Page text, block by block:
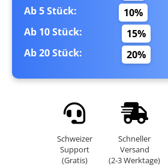
Ab 5 Stück:
10%
Ab 10 Stück:
15%
Ab 20 Stück:
20%
Schweizer
Support
(Gratis)
Schneller
Versand
(2-3 Werktage)